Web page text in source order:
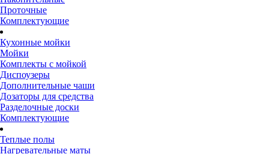
Проточные
Комплектующие
Кухонные мойки
Мойки
Комплекты с мойкой
Диспоузеры
Дополнительные чаши
Дозаторы для средства
Разделочные доски
Комплектующие
Теплые полы
Нагревательные маты